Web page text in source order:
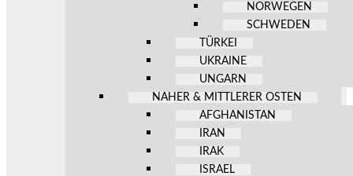
NORWEGEN
SCHWEDEN
TÜRKEI
UKRAINE
UNGARN
NAHER & MITTLERER OSTEN
AFGHANISTAN
IRAN
IRAK
ISRAEL